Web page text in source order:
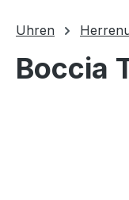
Uhren
Boccia